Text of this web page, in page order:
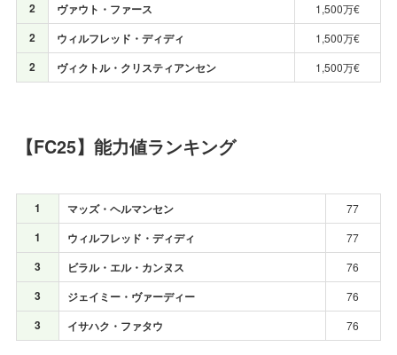
2 ヴァウト・ファース 1,500万€
2 ウィルフレッド・ディディ 1,500万€
2 ヴィクトル・クリスティアンセン 1,500万€
【FC25】能力値ランキング
1 マッズ・ヘルマンセン 77
1 ウィルフレッド・ディディ 77
3 ビラル・エル・カンヌス 76
3 ジェイミー・ヴァーディー 76
3 イサハク・ファタウ 76